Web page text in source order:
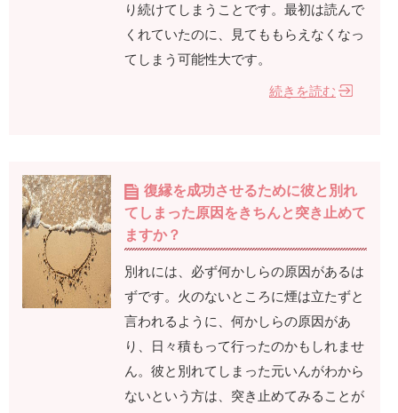
り続けてしまうことです。最初は読んで
くれていたのに、見てももらえなくなっ
てしまう可能性大です。
続きを読む
復縁を成功させるために彼と別れ
てしまった原因をきちんと突き止めて
ますか？
別れには、必ず何かしらの原因があるは
ずです。火のないところに煙は立たずと
言われるように、何かしらの原因があ
り、日々積もって行ったのかもしれませ
ん。彼と別れてしまった元いんがわから
ないという方は、突き止めてみることが